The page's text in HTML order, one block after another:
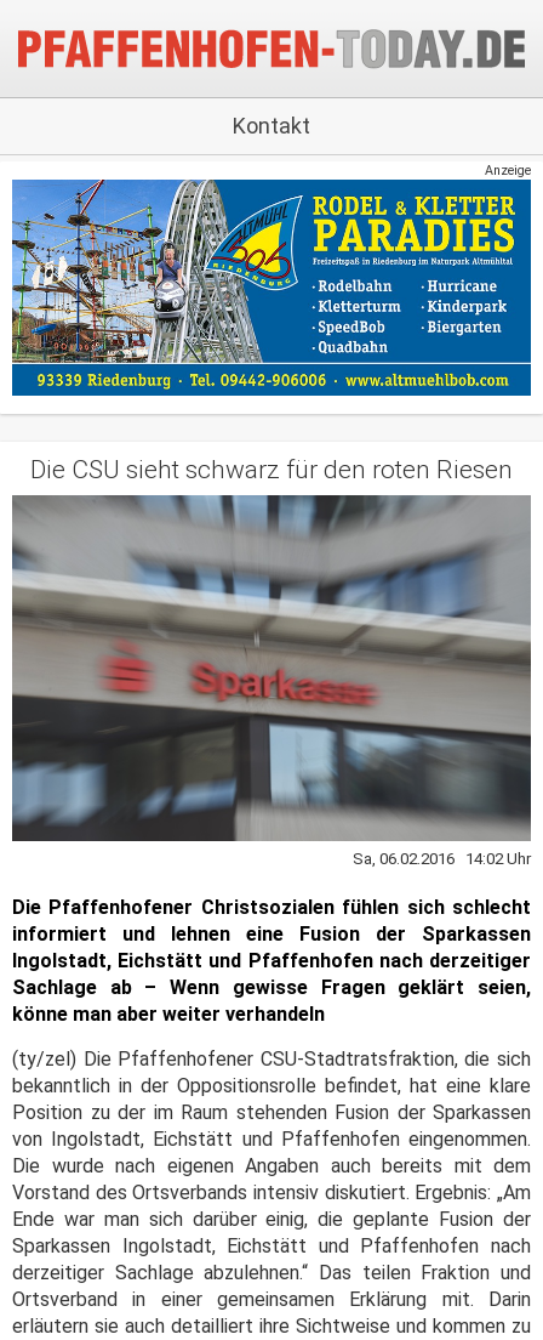
Kontakt
Anzeige
Die CSU sieht schwarz für den roten Riesen
Sa, 06.02.2016 14:02 Uhr
Die Pfaffenhofener Christsozialen fühlen sich schlecht
informiert und lehnen eine Fusion der Sparkassen
Ingolstadt, Eichstätt und Pfaffenhofen nach derzeitiger
Sachlage ab – Wenn gewisse Fragen geklärt seien,
könne man aber weiter verhandeln
(ty/zel) Die Pfaffenhofener CSU-Stadtratsfraktion, die sich
bekanntlich in der Oppositionsrolle befindet, hat eine klare
Position zu der im Raum stehenden Fusion der Sparkassen
von Ingolstadt, Eichstätt und Pfaffenhofen eingenommen.
Die wurde nach eigenen Angaben auch bereits mit dem
Vorstand des Ortsverbands intensiv diskutiert. Ergebnis: „Am
Ende war man sich darüber einig, die geplante Fusion der
Sparkassen Ingolstadt, Eichstätt und Pfaffenhofen nach
derzeitiger Sachlage abzulehnen.“ Das teilen Fraktion und
Ortsverband in einer gemeinsamen Erklärung mit. Darin
erläutern sie auch detailliert ihre Sichtweise und kommen zu